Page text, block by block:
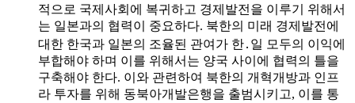
적으로 국제사회에 복귀하고 경제발전을 이루기 위해서
는 일본과의 협력이 중요하다. 북한의 미래 경제발전에
대한 한국과 일본의 조율된 관여가 한․일 모두의 이익에
부합해야 하며 이를 위해서는 양국 사이에 협력의 틀을
구축해야 한다. 이와 관련하여 북한의 개혁개방과 인프
라 투자를 위해 동북아개발은행을 출범시키고, 이를 통